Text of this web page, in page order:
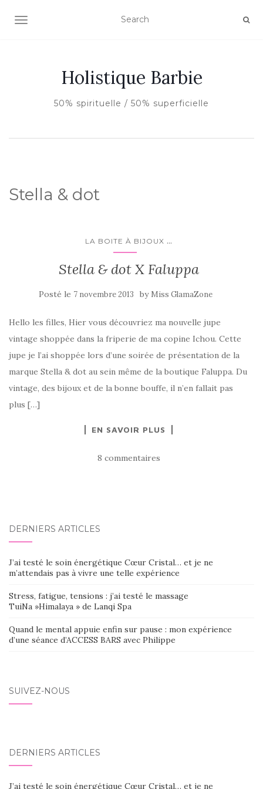
AFFICHER/MASQUER LA NAVIGATION
Holistique Barbie
50% spirituelle / 50% superficielle
Stella & dot
LA BOITE À BIJOUX ...
Stella & dot X Faluppa
Posté le 7 novembre 2013 by Miss GlamaZone
Hello les filles, Hier vous découvriez ma nouvelle jupe
vintage shoppée dans la friperie de ma copine Ichou. Cette
jupe je l’ai shoppée lors d’une soirée de présentation de la
marque Stella & dot au sein même de la boutique Faluppa. Du
vintage, des bijoux et de la bonne bouffe, il n’en fallait pas
plus […]
EN SAVOIR PLUS
8 commentaires
DERNIERS ARTICLES
J’ai testé le soin énergétique Cœur Cristal… et je ne
m’attendais pas à vivre une telle expérience
Stress, fatigue, tensions : j’ai testé le massage
TuiNa »Himalaya » de Lanqi Spa
Quand le mental appuie enfin sur pause : mon expérience
d’une séance d’ACCESS BARS avec Philippe
SUIVEZ-NOUS
DERNIERS ARTICLES
J’ai testé le soin énergétique Cœur Cristal… et je ne